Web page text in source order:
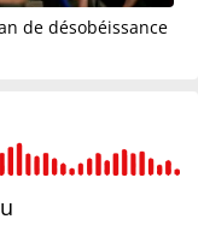
de désobéissance